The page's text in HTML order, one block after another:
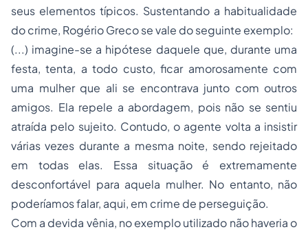
seus elementos típicos. Sustentando a habitualidade
do crime, Rogério Greco se vale do seguinte exemplo:
(...) imagine-se a hipótese daquele que, durante uma
festa, tenta, a todo custo, ficar amorosamente com
uma mulher que ali se encontrava junto com outros
amigos. Ela repele a abordagem, pois não se sentiu
atraída pelo sujeito. Contudo, o agente volta a insistir
várias vezes durante a mesma noite, sendo rejeitado
em todas elas. Essa situação é extremamente
desconfortável para aquela mulher. No entanto, não
poderíamos falar, aqui, em crime de perseguição.
Com a devida vênia, no exemplo utilizado não haveria o